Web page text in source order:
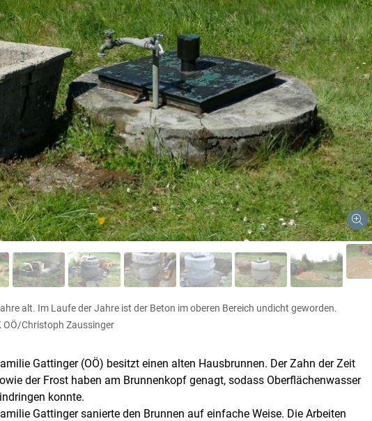
Skip to main content
alt. Im Laufe der Jahre ist der Beton im oberen Bereich undicht geworden.
OÖ/Christoph Zaussinger
Gattinger (OÖ) besitzt einen alten Hausbrunnen. Der Zahn der Zeit
der Frost haben am Brunnenkopf genagt, sodass Oberflächenwasser
konnte.
Gattinger sanierte den Brunnen auf einfache Weise. Die Arbeiten